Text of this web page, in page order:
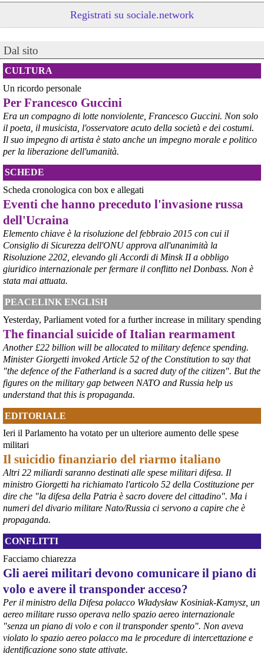
@peacelink - 6/8/2026 21:53
askanews.it/2026/08/05/ex-ilva
“Dal confronto con tutti gli attori e dai contributi raccolti il Governo
elaborerà, come concordato a Palazzo Chigi, un piano straordinario
per Taranto”, avrebbe detto il ministro Urso.
# Taranto #ILVA
@peacelink - 6/8/2026 21:50
corriereditaranto.it/2026/08/0
Aprendo i lavori, il ministro Urso ha sottolineato come il Governo
debba necessariamente prendere atto della decisione della Corte
d’Appello di Milano, ricordando che il provvedimento è già stato
inserito nella data room della procedura di vendita. “Alla luce del
nuovo scenario – ha spiegato – Jindal ha presentato una proposta
aggiornata sull’intero perimetro aziendale che tiene conto della
chiusura dell’area a caldo e che i commissari stanno valutando”.
#ILVA #Taranto
borsaitaliana.it/borsa/notizie
Si sta ragionando su un piano B per Taranto dopo la chiusura
dell’area a caldo dell’ILVA?
#ILVA
@peacelink
6/8/2026 21:41
cronachetarantine.it/index.php
il Governo ha manifestato l’intenzione di predisporre un
provvedimento straordinario per attenuare le conseguenze
economiche e sociali della prevista fermata dell’area a caldo e ha
chiesto alle rappresentanze del territorio di formulare proposte
concrete per definirne i contenuti. Casartigiani valuta positivamente
questa disponibilità.
#
ILVA Taranto
Registrati su sociale.network
Dal sito
CULTURA
Un ricordo personale
Per Francesco Guccini
Era un compagno di lotte nonviolente, Francesco Guccini. Non solo
il poeta, il musicista, l'osservatore acuto della società e dei costumi.
Il suo impegno di artista è stato anche un impegno morale e politico
per la liberazione dell'umanità.
SCHEDE
Scheda cronologica con box e allegati
Eventi che hanno preceduto l'invasione russa
dell'Ucraina
Elemento chiave è la risoluzione del febbraio 2015 con cui il
Consiglio di Sicurezza dell'ONU approva all'unanimità la
Risoluzione 2202, elevando gli Accordi di Minsk II a obbligo
giuridico internazionale per fermare il conflitto nel Donbass. Non è
stata mai attuata.
PEACELINK ENGLISH
Yesterday, Parliament voted for a further increase in military spending
The financial suicide of Italian rearmament
Another £22 billion will be allocated to military defence spending.
Minister Giorgetti invoked Article 52 of the Constitution to say that
"the defence of the Fatherland is a sacred duty of the citizen". But the
figures on the military gap between NATO and Russia help us
understand that this is propaganda.
EDITORIALE
Ieri il Parlamento ha votato per un ulteriore aumento delle spese
militari
Il suicidio finanziario del riarmo italiano
Altri 22 miliardi saranno destinati alle spese militari difesa. Il
ministro Giorgetti ha richiamato l'articolo 52 della Costituzione per
dire che "la difesa della Patria è sacro dovere del cittadino". Ma i
numeri del divario militare Nato/Russia ci servono a capire che è
propaganda.
CONFLITTI
Facciamo chiarezza
Gli aerei militari devono comunicare il piano di
volo e avere il transponder acceso?
Per il ministro della Difesa polacco Władysław Kosiniak-Kamysz, un
aereo militare russo operava nello spazio aereo internazionale
"senza un piano di volo e con il transponder spento". Non aveva
violato lo spazio aereo polacco ma le procedure di intercettazione e
identificazione sono state attivate.